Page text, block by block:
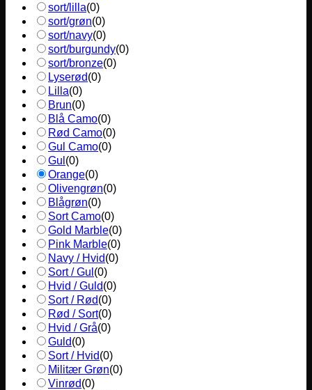
sort/lilla(0)
sort/grøn(0)
sort/navy(0)
sort/burgundy(0)
sort/bronze(0)
Lyserød(0)
Lilla(0)
Brun(0)
Blå Camo(0)
Rød Camo(0)
Gul Camo(0)
Gul (0)
Orange(0)
Olivengrøn(0)
Blågrøn(0)
Sort Camo(0)
Gold Marble(0)
Pink Marble(0)
Navy / Hvid(0)
Sort / Gul (0)
Hvid / Guld(0)
Sort / Rød(0)
Rød / Sort(0)
Hvid / Grå(0)
Guld(0)
Sort / Hvid(0)
Militær Grøn(0)
Vinrød(0)